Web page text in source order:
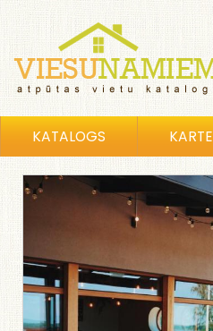
KATALOGS KARTE